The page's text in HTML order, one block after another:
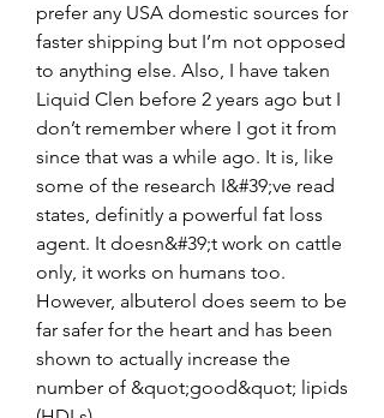
prefer any USA domestic sources for
faster shipping but I’m not opposed
to anything else. Also, I have taken
Liquid Clen before 2 years ago but I
don’t remember where I got it from
since that was a while ago. It is, like
some of the research I&#39;ve read
states, definitly a powerful fat loss
agent. It doesn&#39;t work on cattle
only, it works on humans too.
However, albuterol does seem to be
far safer for the heart and has been
shown to actually increase the
number of &quot;good&quot; lipids